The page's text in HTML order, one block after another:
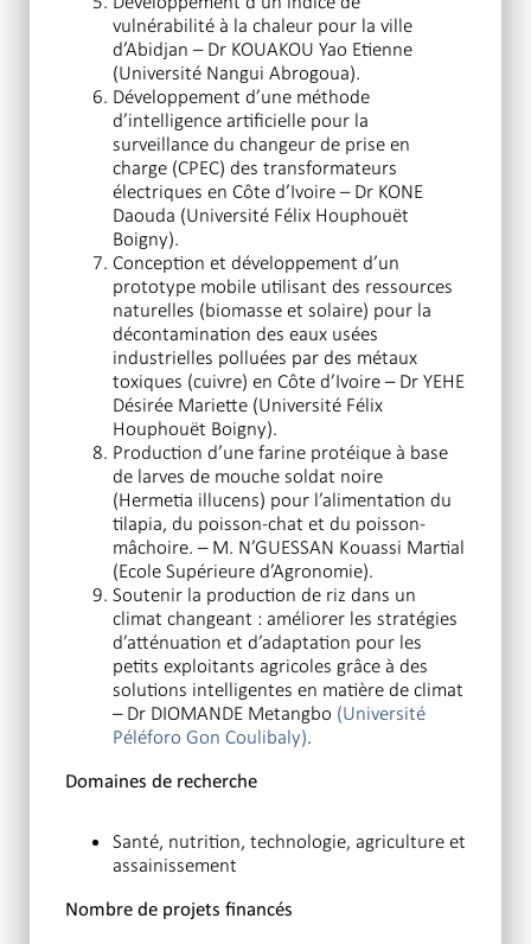
vulnérabilité à la chaleur pour la ville
d’Abidjan – Dr KOUAKOU Yao Etienne
(Université Nangui Abrogoua).
Développement d’une méthode
d’intelligence artificielle pour la
surveillance du changeur de prise en
charge (CPEC) des transformateurs
électriques en Côte d’Ivoire – Dr KONE
Daouda (Université Félix Houphouët
Boigny).
Conception et développement d’un
prototype mobile utilisant des ressources
naturelles (biomasse et solaire) pour la
décontamination des eaux usées
industrielles polluées par des métaux
toxiques (cuivre) en Côte d’Ivoire – Dr YEHE
Désirée Mariette (Université Félix
Houphouët Boigny).
Production d’une farine protéique à base
de larves de mouche soldat noire
(Hermetia illucens) pour l’alimentation du
tilapia, du poisson-chat et du poisson-
mâchoire. – M. N’GUESSAN Kouassi Martial
(Ecole Supérieure d’Agronomie).
Soutenir la production de riz dans un
climat changeant : améliorer les stratégies
d’atténuation et d’adaptation pour les
petits exploitants agricoles grâce à des
solutions intelligentes en matière de climat
– Dr DIOMANDE Metangbo (Université
Péléforo Gon Coulibaly).
Domaines de recherche
Santé, nutrition, technologie, agriculture et
assainissement
Nombre de projets financés